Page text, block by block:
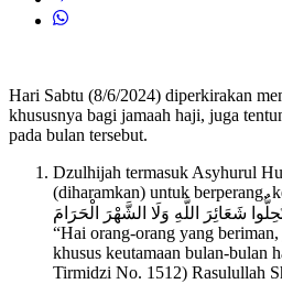
Hari Sabtu (8/6/2024) diperkirakan
khususnya bagi jamaah haji, juga
pada bulan tersebut.
Dzulhijah termasuk Asyhurul
(diharamkan) untuk berperang,
تُحِلُّوا شَعَائِرَ اللَّهِ وَلَا الشَّهْرَ الْحَرَامَ
“Hai orang-orang yang
khusus keutamaan bulan-bulan
Tirmidzi No. 1512) Rasulullah